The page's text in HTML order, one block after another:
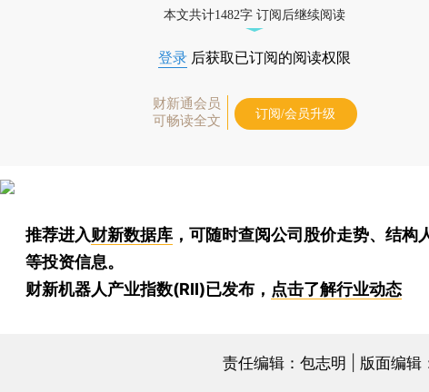
本文共计1482字 订阅后继续阅读
登录 后获取已订阅的阅读权限
财新通会员
可畅读全文
订阅/会员升级
推荐进入财新数据库 ，可随时查阅公司股价走势、结构
等投资信息。
财新机器人产业指数(RII)已发布， 点击了解行业动态
责任编辑：包志明 | 版面编辑